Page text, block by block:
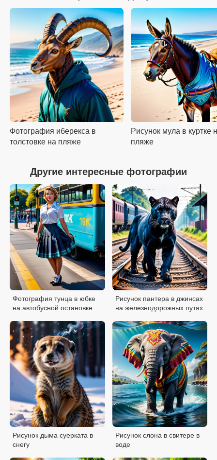
Фотография иберекса в
толстовке на пляже
Рисунок мула в куртке
пляже
Другие интересные фотографии
Фотография тунца в юбке
на автобусной остановке
Рисунок пантера в джинсах
на железнодорожных путях
Рисунок дыма суерката в
снегу
Рисунок слона в свитере в
воде